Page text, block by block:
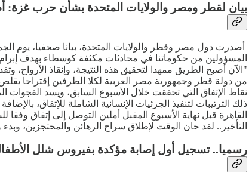
بيان لقطر ومصر والولايات المتحدة بشأن حرب غزة:
المسؤولين من حكوماتنا في محادثات مكثفة كوسطاء بهدف إبرام
"الآن أصبح الطريق ممهدا لتحقيق هذه النتيجة، وإنقاذ
نقاط الإتفاق التي تحققت خلال الأسبوع السابق، ويسد الفجوات
ذلك الترتيبات لتنفيذ الجزئيات الإنسانية الشاملة للإتفاق،
القاهرة قبل نهاية الأسبوع المقبل أملين التوصل إلى إتفاق
التأخير.. لقد حان الوقت لإطلاق سراح الرهائن والمحتجزين، وبدء
رسميا.. تسجيل أول إصابة مؤكدة بفيروس شلل